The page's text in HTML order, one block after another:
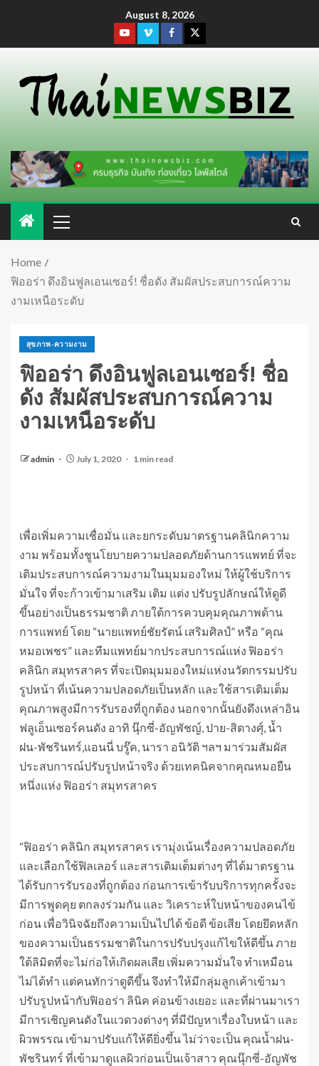
August 8, 2026
Home
ฟิออร่า ดึงอินฟูลเอนเซอร์! ชื่อดัง สัมผัสประสบการณ์ความ
งามเหนือระดับ
สุขภาพ-ความงาม
ฟิออร่า ดึงอินฟูลเอนเซอร์! ชื่อ
ดัง สัมผัสประสบการณ์ความ
งามเหนือระดับ
admin July 1, 2020 1 min read
เพื่อเพิ่มความเชื่อมั่น และยกระดับมาตรฐานคลินิกความ
งาม พร้อมทั้งชูนโยบายความปลอดภัยด้านการแพทย์ ที่จะ
เติมประสบการณ์ความงามในมุมมองใหม่ ให้ผู้ใช้บริการ
มั่นใจ ที่จะก้าวเข้ามาเสริม เติม แต่ง ปรับรูปลักษณ์ให้ดูดี
ขึ้นอย่างเป็นธรรมชาติ ภายใต้การควบคุมคุณภาพด้าน
การแพทย์ โดย “นายแพทย์ชัยรัตน์ เสริมศิลป์” หรือ “คุณ
หมอเพชร” และทีมแพทย์มากประสบการณ์แห่ง ฟิออร่า
คลินิก สมุทรสาคร ที่จะเปิดมุมมองใหม่แห่งนวัตกรรมปรับ
รูปหน้า ที่เน้นความปลอดภัยเป็นหลัก และใช้สารเติมเต็ม
คุณภาพสูงมีการรับรองที่ถูกต้อง นอกจากนั้นยังดึงเหล่าอิน
ฟลูเอ็นเซอร์คนดัง อาทิ นุ๊กซี่-อัญพัชญ์, ปาย-สิตางศุ์, น้ำ
ฝน-พัชรินทร์,แอนนี่ บรู๊ค, นารา อนิวัติ ฯลฯ มาร่วมสัมผัส
ประสบการณ์ปรับรูปหน้าจริง ด้วยเทคนิคจากคุณหมอยืน
หนึ่งแห่ง ฟิออร่า สมุทรสาคร
“ฟิออร่า คลินิก สมุทรสาคร เรามุ่งเน้นเรื่องความปลอดภัย
และเลือกใช้ฟิลเลอร์ และสารเติมเต็มต่างๆ ที่ได้มาตรฐาน
ได้รับการรับรองที่ถูกต้อง ก่อนการเข้ารับบริการทุกครั้งจะ
มีการพูดคุย ตกลงร่วมกัน และ วิเคราะห์ใบหน้าของคนไข้
ก่อน เพื่อวินิจฉัยถึงความเป็นไปได้ ข้อดี ข้อเสีย โดยยึดหลัก
ของความเป็นธรรมชาติในการปรับปรุงแก้ไขให้ดีขึ้น ภาย
ใต้ลิมิตที่จะไม่ก่อให้เกิดผลเสีย เพิ่มความมั่นใจ ทำเหมือน
ไม่ได้ทำ แต่คนทักว่าดูดีขึ้น จึงทำให้มีกลุ่มลูกเค้าเข้ามา
ปรับรูปหน้ากับฟิออร่า ลินิค ค่อนข้างเยอะ และที่ผ่านมาเรา
มีการเชิญคนดังในแวดวงต่างๆ ที่มีปัญหาเรื่องใบหน้า และ
ผิวพรรณ เข้ามาปรับแก้ให้ดียิ่งขึ้น ไม่ว่าจะเป็น คุณน้ำฝน-
พัชรินทร์ ที่เข้ามาดูแลผิวก่อนเป็นเจ้าสาว คุณนุ๊กซี่-อัญพัช